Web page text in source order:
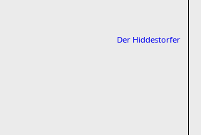
Der Hiddestorfer